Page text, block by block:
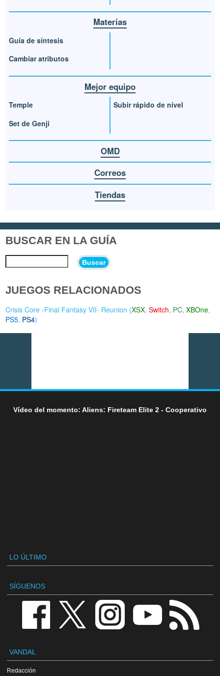
Materias
Guía de síntesis
Cambiar atributos
Mejor equipo
Temple
Set de Genji
Subir rápido de nivel
OMD
Correos
Tiendas
BUSCAR EN LA GUÍA
Buscar
JUEGOS RELACIONADOS
Crisis Core -Final Fantasy VII- Reunion (XSX,Switch, PC,XBOne,
PS5, PS4)
Vídeo del momento: Aliens: Fireteam Elite 2 - Cooperativo
LO ÚLTIMO
SÍGUENOS
VANDAL
Redacción